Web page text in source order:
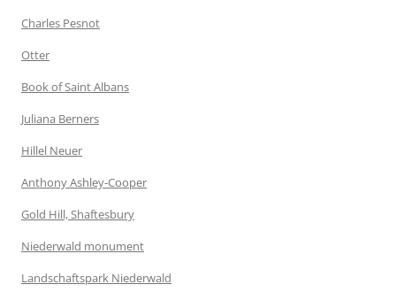
Charles Pesnot
Otter
Book of Saint Albans
Juliana Berners
Hillel Neuer
Anthony Ashley-Cooper
Gold Hill, Shaftesbury
Niederwald monument
Landschaftspark Niederwald